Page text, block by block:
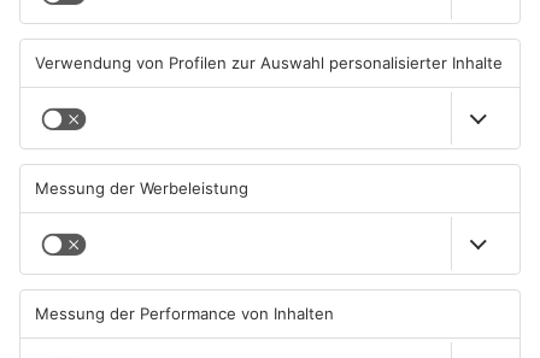
Waldbrandgefahr im
Primaveraland bleibt
weiterhin sehr hoch
PRIMAVERALAND
Waldaschaff und zwischen
Hanau und Kahl
05.08.2026, 06:36 UHR IN